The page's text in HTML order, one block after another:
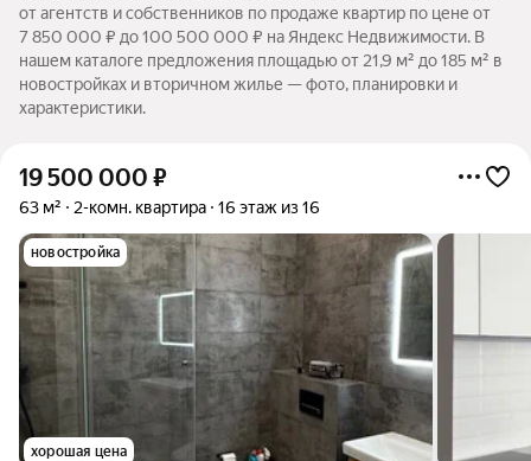
от агентств и собственников по продаже квартир по цене от
7 850 000 ₽ до 100 500 000 ₽ на Яндекс Недвижимости. В
нашем каталоге предложения площадью от 21,9 м² до 185 м² в
новостройках и вторичном жилье — фото, планировки и
характеристики.
19 500 000 ₽
63 м² 2-комн. квартира 16 этаж из 16
новостройка
хорошая цена